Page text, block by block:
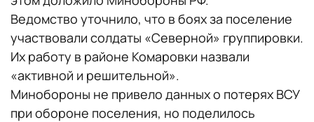
Ведомство уточнило, что в боях за поселение
участвовали солдаты «Северной» группировки.
Их работу в районе Комаровки назвали
«активной и решительной».
Минобороны не привело данных о потерях ВСУ
при обороне поселения, но поделилось